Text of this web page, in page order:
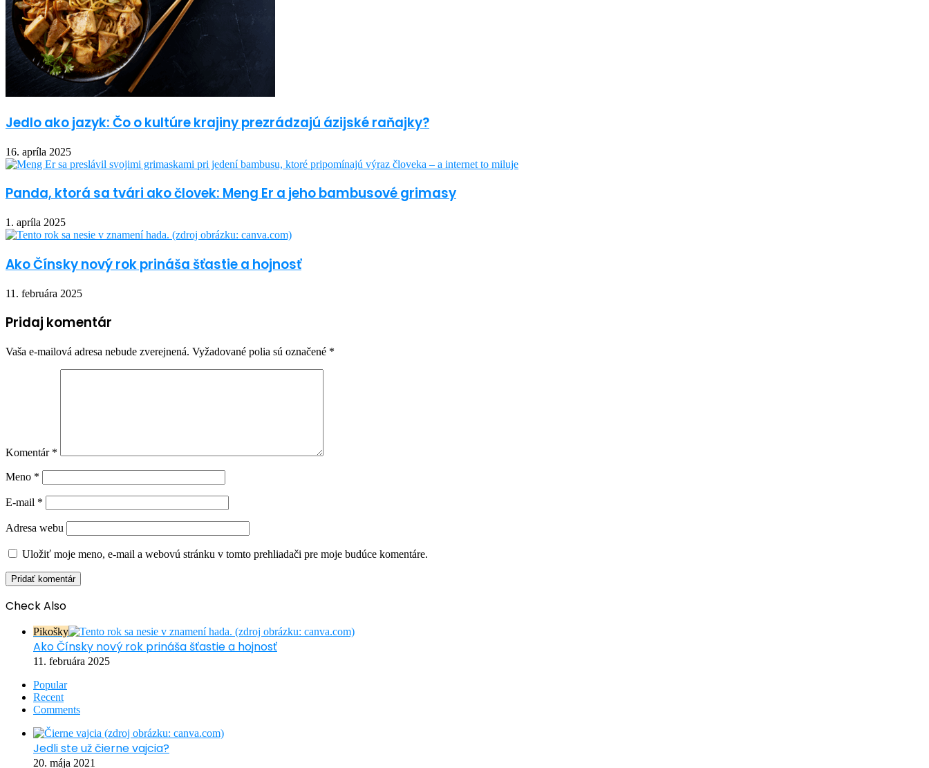
Jedlo ako jazyk: Čo o kultúre krajiny prezrádzajú ázijské raňajky?
16. apríla 2025
Panda, ktorá sa tvári ako človek: Meng Er a jeho bambusové grimasy
1. apríla 2025
Ako Čínsky nový rok prináša šťastie a hojnosť
11. februára 2025
Pridaj komentár
Vaša e-mailová adresa nebude zverejnená. Vyžadované polia sú označené *
Komentár *
Meno *
E-mail *
Adresa webu
Uložiť moje meno, e-mail a webovú stránku v tomto prehliadači pre moje budúce komentáre.
Check Also
Pikošky
Ako Čínsky nový rok prináša šťastie a hojnosť
11. februára 2025
Popular
Recent
Comments
Jedli ste už čierne vajcia?
20. mája 2021